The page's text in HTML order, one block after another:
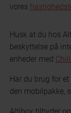
vores
Husk at du hos
beskyttelse på
enheder med
Har du brug for
den mobilpakke,